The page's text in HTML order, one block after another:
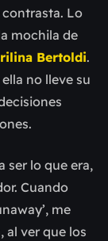
contrasta. Lo
mochila de
Bertoldi.
no lleve su
ser lo que era,
Cuando
me
al ver que los